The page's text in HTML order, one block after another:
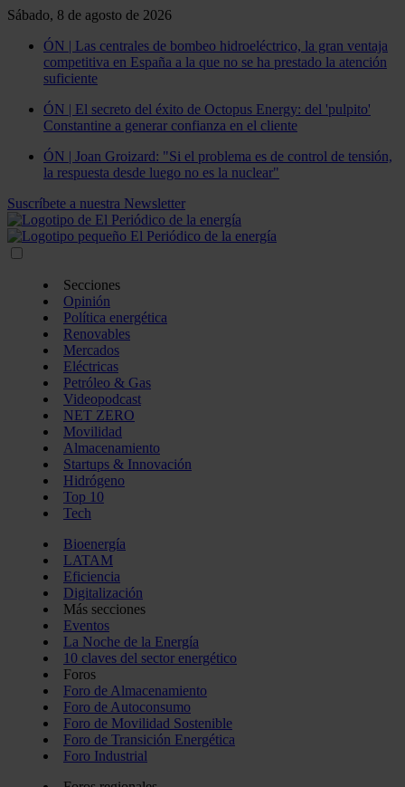
Sábado, 8 de agosto de 2026
ÓN | Las centrales de bombeo hidroeléctrico, la gran ventaja
competitiva en España a la que no se ha prestado la atención
suficiente
ÓN | El secreto del éxito de Octopus Energy: del 'pulpito'
Constantine a generar confianza en el cliente
ÓN | Joan Groizard: "Si el problema es de control de tensión,
la respuesta desde luego no es la nuclear"
Suscríbete a nuestra Newsletter
Secciones
Opinión
Política energética
Renovables
Mercados
Eléctricas
Petróleo & Gas
Videopodcast
NET ZERO
Movilidad
Almacenamiento
Startups & Innovación
Hidrógeno
Top 10
Tech
Bioenergía
LATAM
Eficiencia
Digitalización
Más secciones
Eventos
La Noche de la Energía
10 claves del sector energético
Foros
Foro de Almacenamiento
Foro de Autoconsumo
Foro de Movilidad Sostenible
Foro de Transición Energética
Foro Industrial